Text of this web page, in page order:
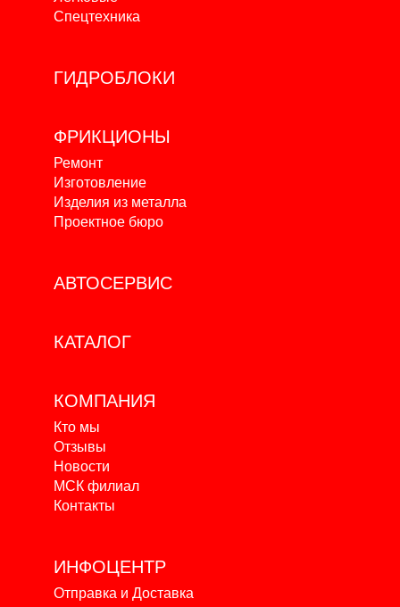
Спецтехника
ГИДРОБЛОКИ
ФРИКЦИОНЫ
Ремонт
Изготовление
Изделия из металла
Проектное бюро
АВТОСЕРВИС
КАТАЛОГ
КОМПАНИЯ
Кто мы
Отзывы
Новости
МСК филиал
Контакты
ИНФОЦЕНТР
Отправка и Доставка